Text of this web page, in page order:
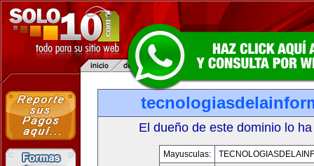
El dueño de este dominio lo
Mayusculas: